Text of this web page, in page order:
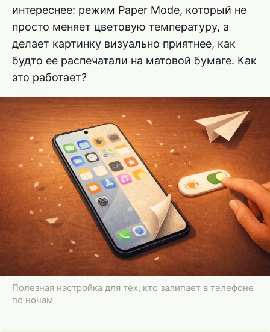
интереснее: режим Paper Mode, который не
просто меняет цветовую температуру, а
делает картинку визуально приятнее, как
будто ее распечатали на матовой бумаге. Как
это работает?
Полезная настройка для тех, кто залипает в телефоне
по ночам